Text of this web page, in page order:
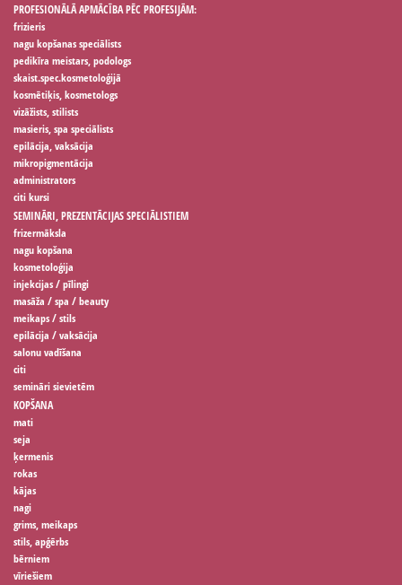
PROFESIONĀLĀ APMĀCĪBA PĒC PROFESIJĀM:
frizieris
nagu kopšanas speciālists
pedikīra meistars, podologs
skaist.spec.kosmetoloģijā
kosmētiķis, kosmetologs
vizāžists, stilists
masieris, spa speciālists
epilācija, vaksācija
mikropigmentācija
administrators
citi kursi
SEMINĀRI, PREZENTĀCIJAS SPECIĀLISTIEM
frizermāksla
nagu kopšana
kosmetoloģija
injekcijas / pīlingi
masāža / spa / beauty
meikaps / stils
epilācija / vaksācija
salonu vadīšana
citi
semināri sievietēm
KOPŠANA
mati
seja
ķermenis
rokas
kājas
nagi
grims, meikaps
stils, apģērbs
bērniem
vīriešiem